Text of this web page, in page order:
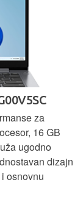
za
16 GB
ugodno
dizajn
osnovnu